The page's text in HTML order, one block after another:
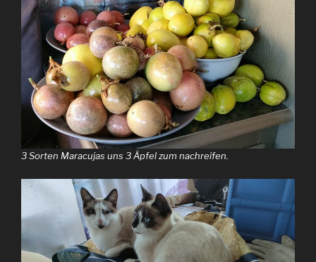
3 Sorten Maracujas uns 3 Äpfel zum nachreifen.